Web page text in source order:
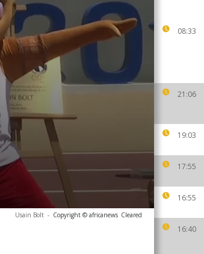
08:33
21:06
19:03
17:55
16:55
16:40
Usain Bolt - Copyright © africanews Cleared